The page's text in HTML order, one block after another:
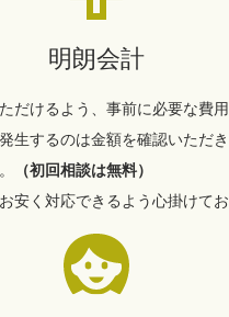
明朗会計
だけるよう、事前に必要な費
生するのは金額を確認いただ
（初回相談は無料）
安く対応できるよう心掛けてお